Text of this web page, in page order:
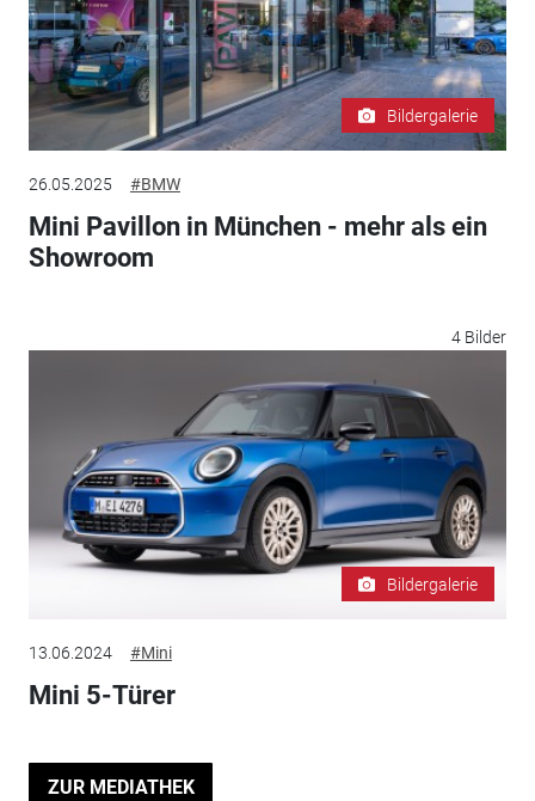
Bildergalerie
26.05.2025 #BMW
Mini Pavillon in München - mehr als ein
Showroom
4 Bilder
Bildergalerie
13.06.2024 #Mini
Mini 5-Türer
ZUR MEDIATHEK